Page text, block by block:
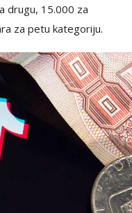
drugu, 15.000 za
za petu kategoriju.